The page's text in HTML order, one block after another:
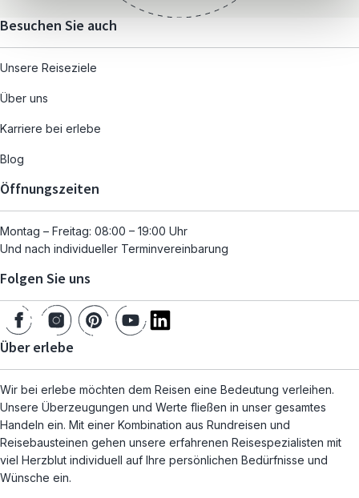
Besuchen Sie auch
Unsere Reiseziele
Über uns
Karriere bei erlebe
Blog
Öffnungszeiten
Montag – Freitag: 08:00 – 19:00 Uhr
Und nach individueller Terminvereinbarung
Folgen Sie uns
Über erlebe
Wir bei erlebe möchten dem Reisen eine Bedeutung verleihen.
Unsere Überzeugungen und Werte fließen in unser gesamtes
Handeln ein. Mit einer Kombination aus Rundreisen und
Reisebausteinen gehen unsere erfahrenen Reisespezialisten mit
viel Herzblut individuell auf Ihre persönlichen Bedürfnisse und
Wünsche ein.